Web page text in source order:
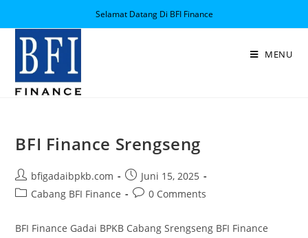
Selamat Datang Di BFI Finance
MENU
BFI Finance Srengseng
bfigadaibpkb.com
Juni 15, 2025
Cabang BFI Finance
0 Comments
BFI Finance Gadai BPKB Cabang Srengseng BFI Finance